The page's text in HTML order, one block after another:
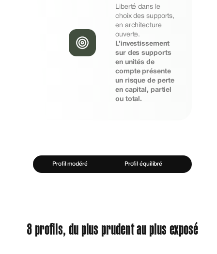
Liberté dans le
choix des supports,
en architecture
ouverte.
L’investissement
sur des supports
en unités de
compte présente
un risque de perte
en capital, partiel
ou total.
Profil modéré Profil équilibré
3 profils, du plus prudent au plus exposé